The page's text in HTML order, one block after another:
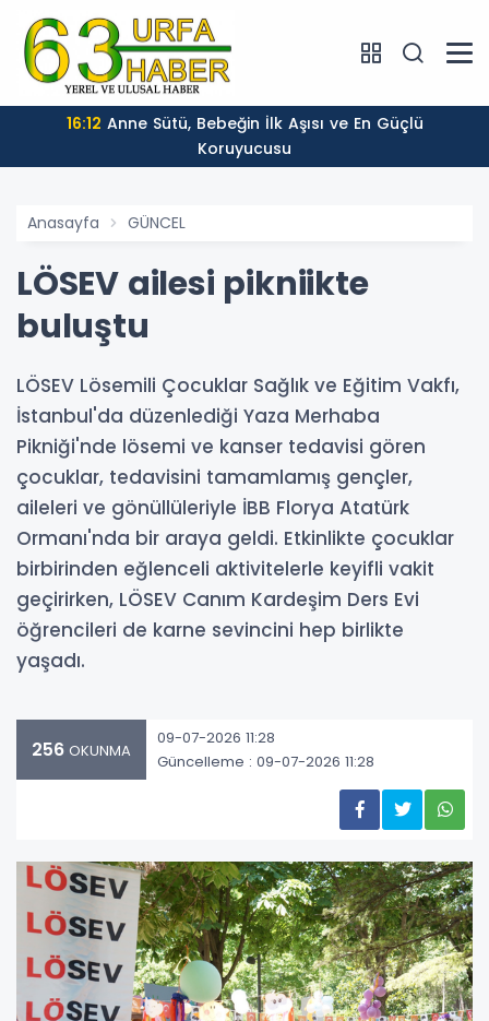
15:08: ATATÜRK BULVARI'NDA SICAK ASFALT SERİMİ
Anasayfa GÜNCEL
LÖSEV ailesi pikniikte
buluştu
LÖSEV Lösemili Çocuklar Sağlık ve Eğitim Vakfı,
İstanbul'da düzenlediği Yaza Merhaba
Pikniği'nde lösemi ve kanser tedavisi gören
çocuklar, tedavisini tamamlamış gençler,
aileleri ve gönüllüleriyle İBB Florya Atatürk
Ormanı'nda bir araya geldi. Etkinlikte çocuklar
birbirinden eğlenceli aktivitelerle keyifli vakit
geçirirken, LÖSEV Canım Kardeşim Ders Evi
öğrencileri de karne sevincini hep birlikte
yaşadı.
256 OKUNMA
09-07-2026 11:28
Güncelleme : 09-07-2026 11:28